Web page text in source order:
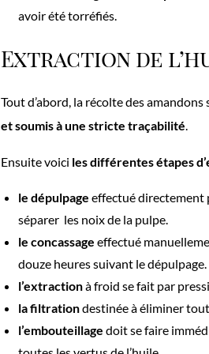
avoir été torréfiés.
Extraction de
Tout d’abord, la récolte des
et soumis à une stricte traçabilité.
Ensuite voici les différentes étapes
le dépulpage effectué directement
séparer les noix de la pulpe.
le concassage effectué
douze heures suivant le
l’extractionà froid se fait par
la filtrationdestinée à éliminer
l’embouteillage doit se faire